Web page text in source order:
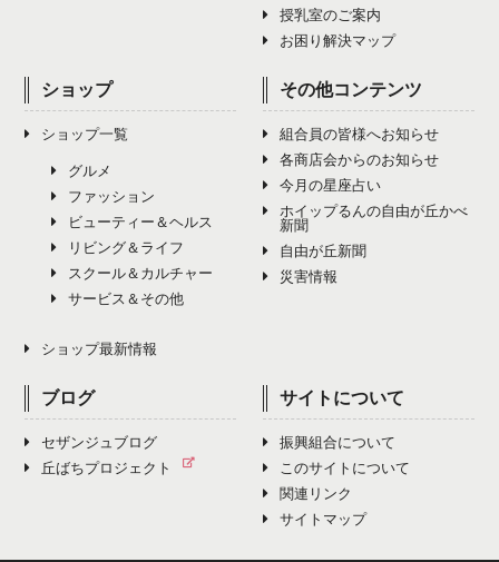
授乳室のご案内
お困り解決マップ
ショップ
ショップ一覧
グルメ
ファッション
ビューティー＆ヘルス
リビング＆ライフ
スクール＆カルチャー
サービス＆その他
ショップ最新情報
その他コンテンツ
組合員の皆様へお知らせ
各商店会からのお知らせ
今月の星座占い
ホイップるんの自由が丘かべ
新聞
自由が丘新聞
災害情報
ブログ
セザンジュブログ
丘ばちプロジェクト
サイトについて
振興組合について
このサイトについて
関連リンク
サイトマップ